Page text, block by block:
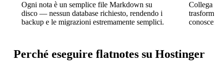
Ogni nota è un semplice file Markdown su
disco — nessun database richiesto, rendendo i
backup e le migrazioni estremamente semplici.
Collega
Perché eseguire flatnotes su Hostinger